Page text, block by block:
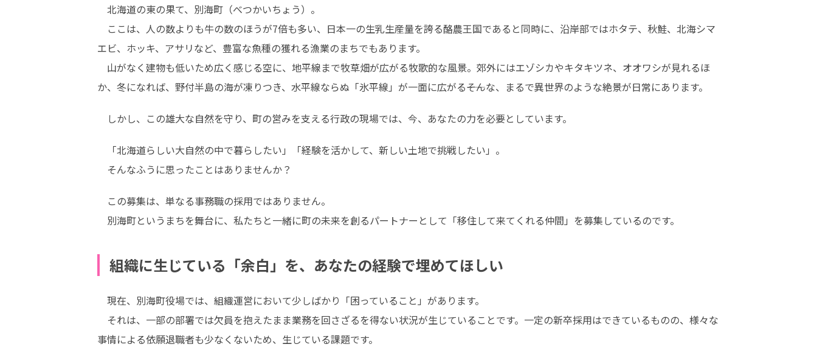
北海道の東の果て、別海町（べつかいちょう）。
ここは、人の数よりも牛の数のほうが7倍も多い、日本一の生乳生産量を誇る酪農王国であると同時に、沿岸部ではホタテ、秋鮭、北海シマ
エビ、ホッキ、アサリなど、豊富な魚種の獲れる漁業のまちでもあります。
山がなく建物も低いため広く感じる空に、地平線まで牧草畑が広がる牧歌的な風景。郊外にはエゾシカやキタキツネ、オオワシが見れるほ
か、冬になれば、野付半島の海が凍りつき、水平線ならぬ「氷平線」が一面に広がる――そんな、まるで異世界のような絶景が日常にあります。
しかし、この雄大な自然を守り、町の営みを支える行政の現場では、今、あなたの力を必要としています。
「北海道らしい大自然の中で暮らしたい」「経験を活かして、新しい土地で挑戦したい」。
そんなふうに思ったことはありませんか？
この募集は、単なる事務職の採用ではありません。
別海町というまちを舞台に、私たちと一緒に町の未来を創るパートナーとして「移住して来てくれる仲間」を募集しているのです。
組織に生じている「余白」を、あなたの経験で埋めてほしい
現在、別海町役場では、組織運営において少しばかり「困っていること」があります。
それは、一部の部署では欠員を抱えたまま業務を回さざるを得ない状況が生じていることです。一定の新卒採用はできているものの、様々な
事情による依願退職者も少なくないため、生じている課題です。